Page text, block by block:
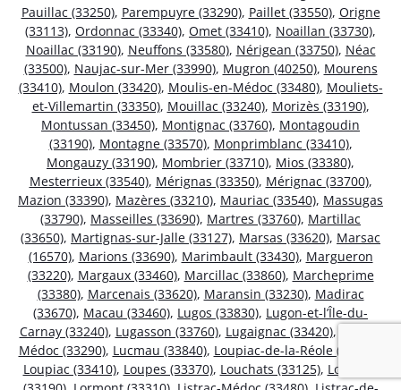
Pauillac (33250), Parempuyre (33290), Paillet (33550), Origne
(33113), Ordonnac (33340), Omet (33410), Noaillan (33730),
Noaillac (33190), Neuffons (33580), Nérigean (33750), Néac
(33500), Naujac-sur-Mer (33990), Mugron (40250), Mourens
(33410), Moulon (33420), Moulis-en-Médoc (33480), Mouliets-
et-Villemartin (33350), Mouillac (33240), Morizès (33190),
Montussan (33450), Montignac (33760), Montagoudin
(33190), Montagne (33570), Monprimblanc (33410),
Mongauzy (33190), Mombrier (33710), Mios (33380),
Mesterrieux (33540), Mérignas (33350), Mérignac (33700),
Mazion (33390), Mazères (33210), Mauriac (33540), Massugas
(33790), Masseilles (33690), Martres (33760), Martillac
(33650), Martignas-sur-Jalle (33127), Marsas (33620), Marsac
(16570), Marions (33690), Marimbault (33430), Margueron
(33220), Margaux (33460), Marcillac (33860), Marcheprime
(33380), Marcenais (33620), Maransin (33230), Madirac
(33670), Macau (33460), Lugos (33830), Lugon-et-l’Île-du-
Carnay (33240), Lugasson (33760), Lugaignac (33420),
Médoc (33290), Lucmau (33840), Loupiac-de-la-Réole (33190)
Loupiac (33410), Loupes (33370), Louchats (33125), Loubens